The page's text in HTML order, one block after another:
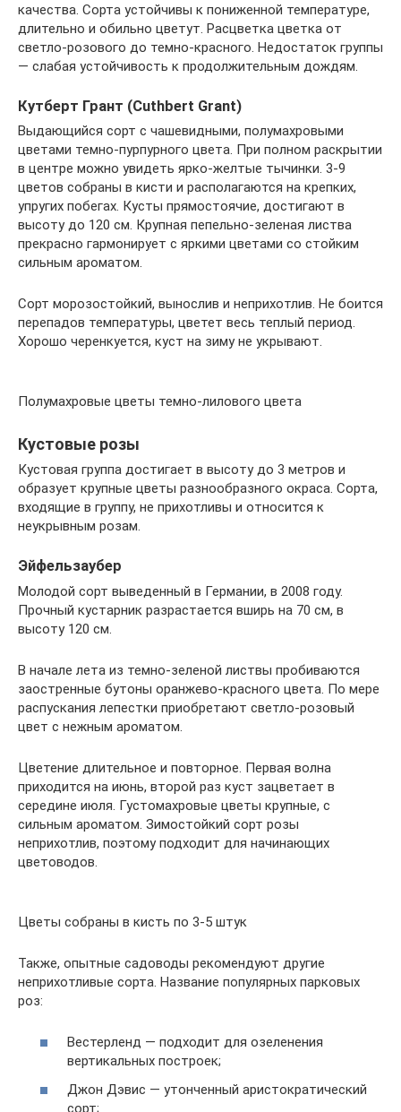
качества. Сорта устойчивы к пониженной температуре,
длительно и обильно цветут. Расцветка цветка от
светло-розового до темно-красного. Недостаток группы
— слабая устойчивость к продолжительным дождям.
Кутберт Грант (Сuthbert Grant)
Выдающийся сорт с чашевидными, полумахровыми
цветами темно-пурпурного цвета. При полном раскрытии
в центре можно увидеть ярко-желтые тычинки. 3-9
цветов собраны в кисти и располагаются на крепких,
упругих побегах. Кусты прямостоячие, достигают в
высоту до 120 см. Крупная пепельно-зеленая листва
прекрасно гармонирует с яркими цветами со стойким
сильным ароматом.
Сорт морозостойкий, вынослив и неприхотлив. Не боится
перепадов температуры, цветет весь теплый период.
Хорошо черенкуется, куст на зиму не укрывают.
Полумахровые цветы темно-лилового цвета
Кустовые розы
Кустовая группа достигает в высоту до 3 метров и
образует крупные цветы разнообразного окраса. Сорта,
входящие в группу, не прихотливы и относится к
неукрывным розам.
Эйфельзаубер
Молодой сорт выведенный в Германии, в 2008 году.
Прочный кустарник разрастается вширь на 70 см, в
высоту 120 см.
В начале лета из темно-зеленой листвы пробиваются
заостренные бутоны оранжево-красного цвета. По мере
распускания лепестки приобретают светло-розовый
цвет с нежным ароматом.
Цветение длительное и повторное. Первая волна
приходится на июнь, второй раз куст зацветает в
середине июля. Густомахровые цветы крупные, с
сильным ароматом. Зимостойкий сорт розы
неприхотлив, поэтому подходит для начинающих
цветоводов.
Цветы собраны в кисть по 3-5 штук
Также, опытные садоводы рекомендуют другие
неприхотливые сорта. Название популярных парковых
роз:
Вестерленд — подходит для озеленения
вертикальных построек;
Джон Дэвис — утонченный аристократический
сорт;